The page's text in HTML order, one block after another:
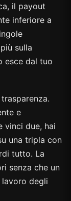
il payout
inferiore a
sulla
esce dal tuo
e
vinci due, hai
una tripla con
tutto. La
senza che un
degli